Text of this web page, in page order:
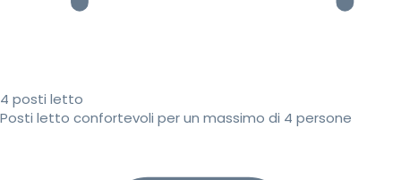
4 posti letto
Posti letto confortevoli per un massimo di 4 persone